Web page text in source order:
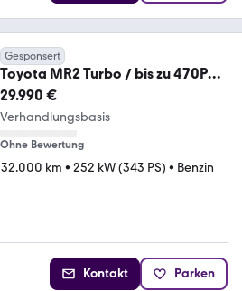
Gesponsert
Toyota MR2 Turbo / bis zu 470PS /
Liebhaberfahrzeug
29.990 €
Verhandlungsbasis
Ohne Bewertung
km • 252 kW (343 PS) • Benzin
Kontakt Parken